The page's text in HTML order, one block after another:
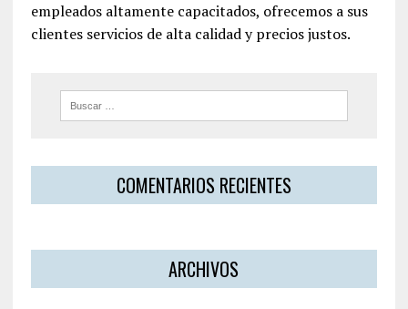
empleados altamente capacitados, ofrecemos a sus
clientes servicios de alta calidad y precios justos.
COMENTARIOS RECIENTES
ARCHIVOS